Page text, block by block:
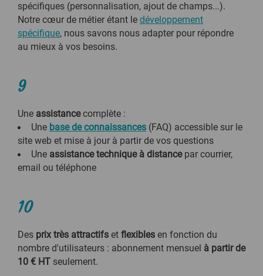
spécifiques (personnalisation, ajout de champs...).
Notre cœur de métier étant le développement
spécifique, nous savons nous adapter pour répondre
au mieux à vos besoins.
9
Une assistancecomplète :
Une base de connaissances (FAQ) accessible sur le
site web et mise à jour à partir de vos questions
Une assistance technique à distancepar courrier,
email ou téléphone
10
Des prix très attractifs et flexibles en fonction du
nombre d'utilisateurs : abonnement mensuel à partir de
10 € HT seulement.